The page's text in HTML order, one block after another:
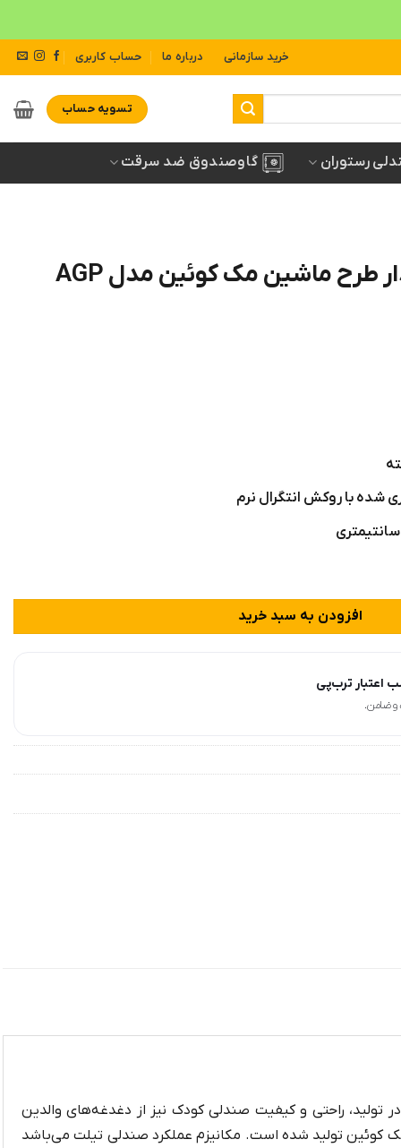
خرید سازمانی درباره ما حساب کاربری
تسویه حساب
رستوران گاوصندوق ضد سرقت
صندلی کودک چرخدار طرح ماشین مک کوئین مدل AGP
شده با روکش انتگرال نرم
افزودن به سبد خرید
اعتبار ترب‌پی
تولید، راحتی و کیفیت صندلی کودک نیز از دغدغه‌های والدین
تولید شده است. مکانیزم عملکرد صندلی تیلت می‌باشد